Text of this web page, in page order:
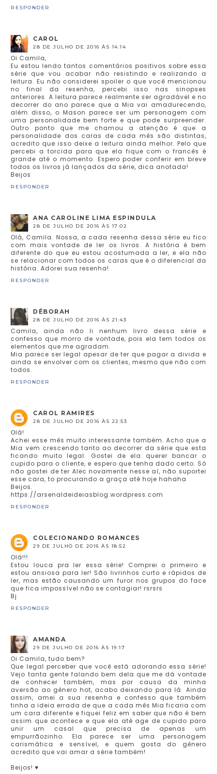
RESPONDER
CAROL
28 DE JULHO DE 2016 ÀS 14:14
Oi Camila,
Eu estou lendo tantos comentários positivos sobre essa
série que vou acabar não resistindo e realizando a
leitura. Eu não considerei spoiler o que você mencionou
no final da resenha, percebi isso nas sinopses
anteriores. A leitura parece realmente ser agradável e no
decorrer do ano parece que a Mia vai amadurecendo,
além disso, o Mason parece ser um personagem com
uma personalidade bem forte e que pode surpreender.
Outro ponto que me chamou a atenção é que a
personalidade dos caras de cada mês são distintas,
acredito que isso deixe a leitura ainda melhor. Pelo que
percebi a torcida para que ela fique com o francês é
grande até o momento. Espero poder conferir em breve
todos os livros já lançados da série, dica anotada!
Beijos
RESPONDER
ANA CAROLINE LIMA ESPINDULA
28 DE JULHO DE 2016 ÀS 17:02
Olá, Camila. Nossa, a cada resenha dessa série eu fico
com mais vontade de ler os livros. A história é bem
diferente do que eu estou acostumada a ler, e ela não
se relacionar com todos os caras que é o diferencial da
história. Adorei sua resenha!
RESPONDER
DÉBORAH
28 DE JULHO DE 2016 ÀS 21:43
Camila, ainda não li nenhum livro dessa série e
confesso que morro de vontade, pois ela tem todos os
elementos que me agradam.
Mia parece ser legal apesar de ter que pagar a divida e
ainda se envolver com os clientes, mesmo que não com
todos.
RESPONDER
CAROL RAMIRES
28 DE JULHO DE 2016 ÀS 22:53
Olá!
Achei esse mês muito interessante também. Acho que a
Mia vem crescendo tanto ao decorrer da série que esta
ficando muito legal. Gostei de ela querer bancar o
cupido para o cliente, e espero que tenha dado certo. Só
não gostei de ter Alec novamente nesse aí, não suportei
esse cara, to procurando a graça até hoje hahaha
Beijos.
https://arsenaldeideiasblog.wordpress.com
RESPONDER
COLECIONANDO ROMANCES
29 DE JULHO DE 2016 ÀS 18:52
Olá!!!
Estou louca pra ler essa série! Comprei o primeiro e
estou ansiosa para ler! São livrinhos curto e rápidos de
ler, mas estão causando um furor nos grupos do face
que fica impossível não se contagiar! rsrsrs
Bj
RESPONDER
AMANDA
29 DE JULHO DE 2016 ÀS 19:17
Oi Camila, tudo bem?
Que legal perceber que você está adorando essa série!
Vejo tanta gente falando bem dela que me dá vontade
de conhecer também, mas por causa da minha
aversão ao gênero hot, acabo deixando para lá. Ainda
assim, amei a sua resenha e confesso que também
tinha a ideia errada de que a cada mês Mia ficaria com
um cara diferente e fiquei feliz em saber que não é bem
assim que acontece e que ela até age de cupido para
unir um casal que precisa de apenas um
empurrãozinho. Ela parece ser uma personagem
carismática e sensível, e quem gosta do gênero
acredito que vai amar a série também!
Beijos! ♥